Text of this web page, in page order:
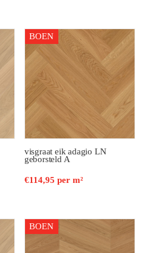
BOEN
visgraat eik adagio LN
geborsteld A
€114,95 per m²
BOEN